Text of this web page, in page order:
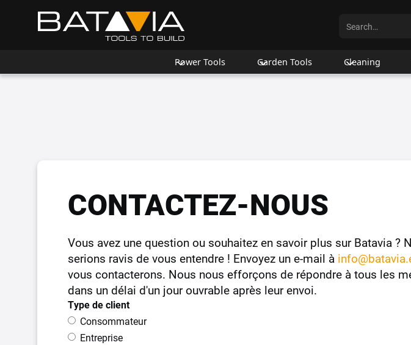
Power Tools Garden Tools Cleaning
CONTACTEZ-NOUS
Vous avez une question ou souhaitez en savoir plus sur Batavia ?
serions ravis de vous entendre ! Envoyez un e-mail à
vous contacterons. Nous nous efforçons de répondre à tous les
dans un délai d'un jour ouvrable après leur envoi.
Type de client
Consommateur
Entreprise